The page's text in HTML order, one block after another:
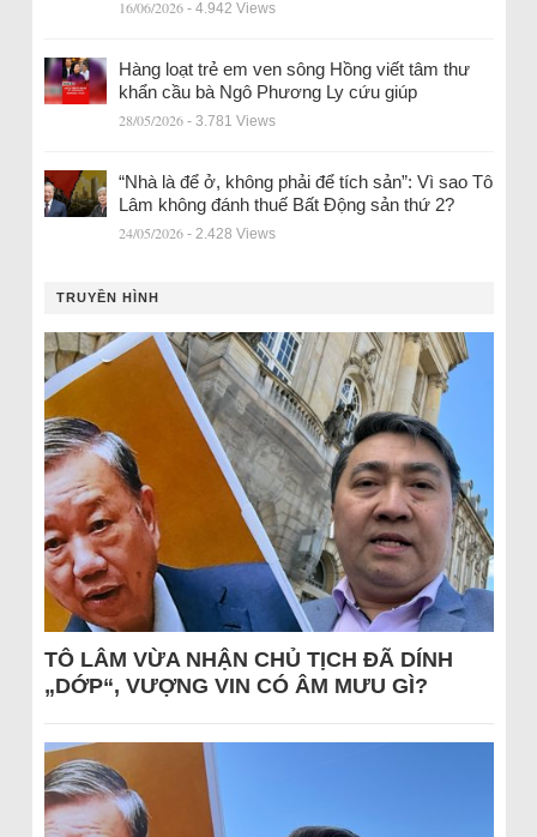
16/06/2026 - 4.942 Views
Hàng loạt trẻ em ven sông Hồng viết tâm thư
khẩn cầu bà Ngô Phương Ly cứu giúp
28/05/2026 - 3.781 Views
“Nhà là để ở, không phải để tích sản”: Vì sao Tô
Lâm không đánh thuế Bất Động sản thứ 2?
24/05/2026 - 2.428 Views
TRUYỀN HÌNH
TÔ LÂM VỪA NHẬN CHỦ TỊCH ĐÃ DÍNH
„DỚP“, VƯỢNG VIN CÓ ÂM MƯU GÌ?